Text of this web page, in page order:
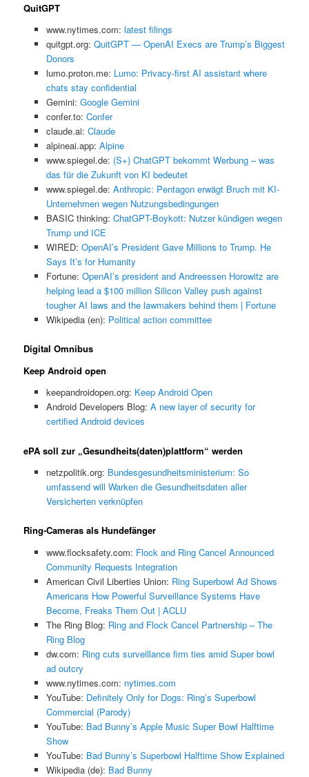
QuitGPT
www.nytimes.com: latest filings
quitgpt.org: QuitGPT — OpenAI Execs are Trump’s Biggest
Donors
lumo.proton.me: Lumo: Privacy-first AI assistant where
chats stay confidential
Gemini: ‎Google Gemini
confer.to: Confer
claude.ai: Claude
alpineai.app: Alpine
www.spiegel.de: (S+) ChatGPT bekommt Werbung – was
das für die Zukunft von KI bedeutet
www.spiegel.de: Anthropic: Pentagon erwägt Bruch mit KI-
Unternehmen wegen Nutzungsbedingungen
BASIC thinking: ChatGPT-Boykott: Nutzer kündigen wegen
Trump und ICE
WIRED: OpenAI’s President Gave Millions to Trump. He
Says It’s for Humanity
Fortune: OpenAI’s president and Andreessen Horowitz are
helping lead a $100 million Silicon Valley push against
tougher AI laws and the lawmakers behind them | Fortune
Wikipedia (en): Political action committee
Digital Omnibus
Keep Android open
keepandroidopen.org: Keep Android Open
Android Developers Blog: A new layer of security for
certified Android devices
ePA soll zur „Gesundheits(daten)plattform“ werden
netzpolitik.org: Bundesgesundheitsministerium: So
umfassend will Warken die Gesundheitsdaten aller
Versicherten verknüpfen
Ring-Cameras als Hundefänger
www.flocksafety.com: Flock and Ring Cancel Announced
Community Requests Integration
American Civil Liberties Union: Ring Superbowl Ad Shows
Americans How Powerful Surveillance Systems Have
Become, Freaks Them Out | ACLU
The Ring Blog: Ring and Flock Cancel Partnership – The
Ring Blog
dw.com: Ring cuts surveillance firm ties amid Super bowl
ad outcry
www.nytimes.com: nytimes.com
YouTube: Definitely Only for Dogs: Ring’s Superbowl
Commercial (Parody)
YouTube: Bad Bunny’s Apple Music Super Bowl Halftime
Show
YouTube: Bad Bunny’s Superbowl Halftime Show Explained
Wikipedia (de): Bad Bunny